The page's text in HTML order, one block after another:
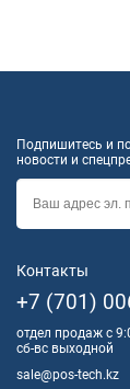
Подпишитесь и
новости и
Контакты
+7 (701)
отдел продаж с
сб-вс выходной
sale@pos-tech.kz